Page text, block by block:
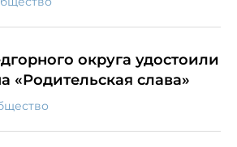
округа удостоили
«Родительская слава»